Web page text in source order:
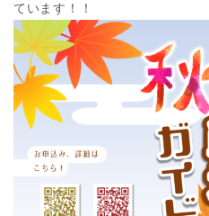
ています！！